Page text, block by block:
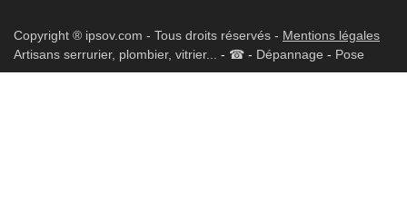
Copyright ® ipsov.com - Tous droits réservés - Mentions légales
Artisans serrurier, plombier, vitrier...
- ☎ - Dépannage - Pose